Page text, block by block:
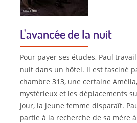
L'avancée de la nuit
Pour payer ses études, Paul
nuit dans un hôtel. Il est fasciné
chambre 313, une certaine
mystérieux et les déplacements
jour, la jeune femme disparaît.
partie à la recherche de sa mère